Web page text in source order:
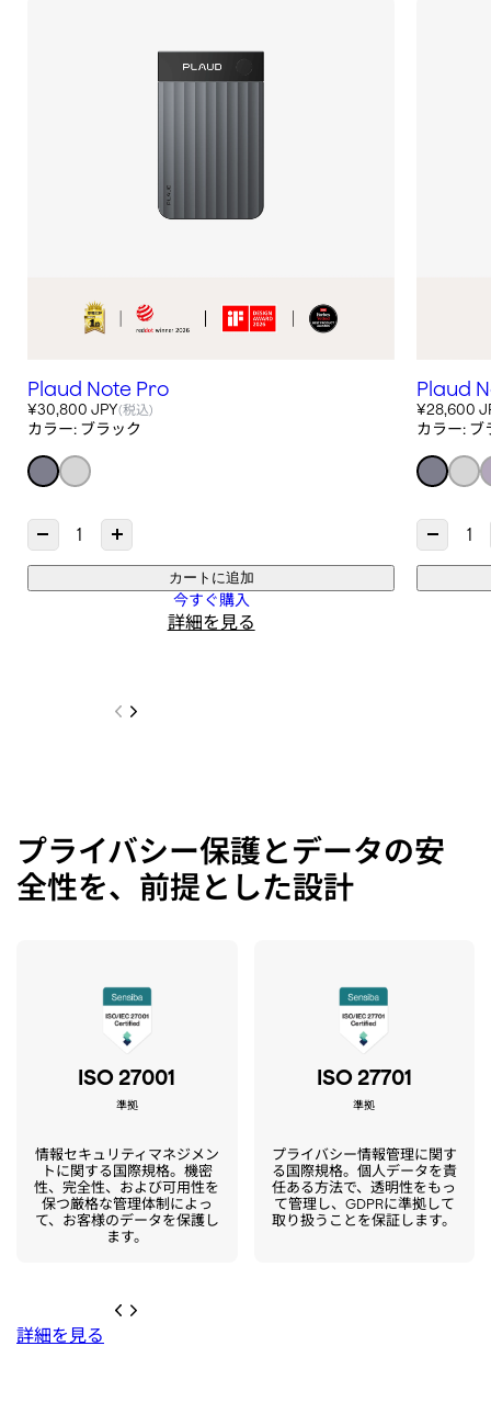
Plaud Note Pro
¥30,800 JPY(税込)
カラー: ブラック
数量を減らす {{ product }}
数量を増やす {{ product }}
カートに追加
今すぐ購入
詳細を見る
Plaud
¥28,600
カラー: ブ
数量を
プライバシー保護とデータの安
全性を、前提とした設計
ISO 27001
準拠
情報セキュリティマネジメン
トに関する国際規格。機密
性、完全性、および可用性を
保つ厳格な管理体制によっ
て、お客様のデータを保護し
ます。
ISO 27701
準拠
プライバシー情報管理に関す
る国際規格。個人データを責
任ある方法で、透明性をもっ
て管理し、GDPRに準拠して
取り扱うことを保証します。
詳細を見る